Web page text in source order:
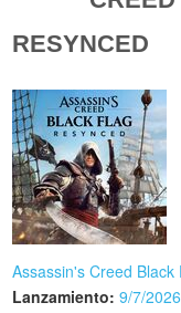
RESYNCED
Assassin's Creed Black
Lanzamiento: 9/7/2026